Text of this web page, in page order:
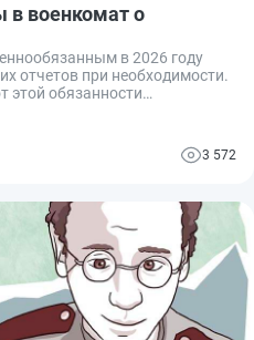
в военкомат о
в 2026 году
отчетов при необходимости.
этой обязанности
3 572